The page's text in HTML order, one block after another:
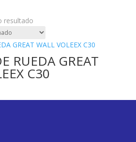
resultado
RUEDA GREAT
C30